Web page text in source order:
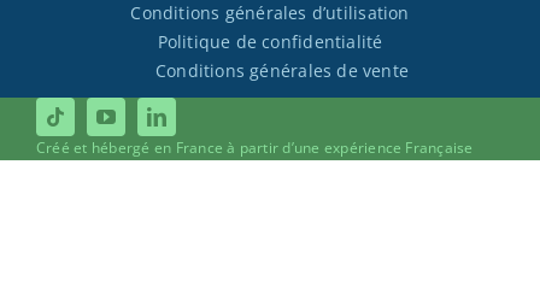
Conditions générales d’utilisation
Politique de confidentialité
Conditions générales de vente
Créé et hébergé en France à partir d’une expérience Française